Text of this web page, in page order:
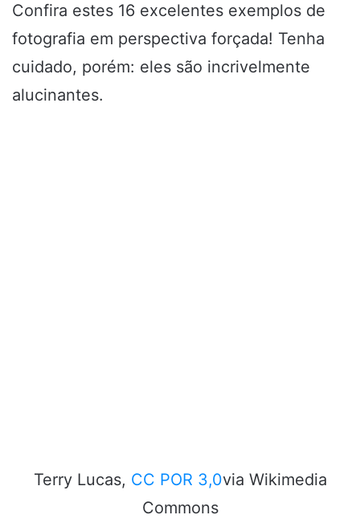
Confira estes 16 excelentes exemplos de
fotografia em perspectiva forçada! Tenha
cuidado, porém: eles são incrivelmente
alucinantes.
Terry Lucas, CC POR 3,0via Wikimedia
Commons